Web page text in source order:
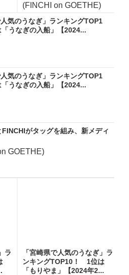
(FINCHI on GOETHE)
人気のうなぎ」ランキングTOP1
うなぎの入船」【2024...
人気のうなぎ」ランキングTOP1
うなぎの入船」【2024...
がタッグを組み、新メディ
GOETHE)
ラ
「宮崎県で人気のうなぎ」ラ
ンキングTOP10！ 1位は
「もりやま」【2024年2...